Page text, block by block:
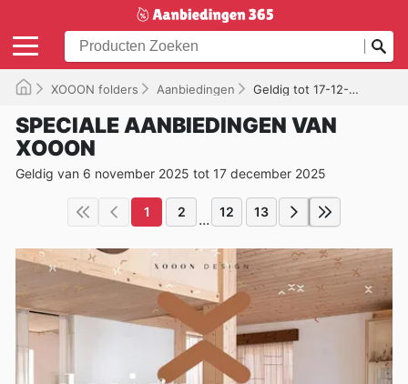
XOOON folders Aanbiedingen Geldig tot 17-12-2025
SPECIALE AANBIEDINGEN VAN
XOOON
Geldig van 6 november 2025 tot 17 december 2025
1 2 ... 12 13